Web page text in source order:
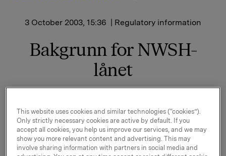
3 October 2003, 15:36 | Regulatory information
Bakgrunn for NWSH-
lånet
alternativ til ren aksjeinvestering, særlig i ikke
børsnoterte selskaper. Et konvertibelt lån gir som
kjent en noe mindre oppside enn aksjer, men også
mindre risiko. Samtidig gir det et forutbestemt exit-
This website uses cookies and similar technologies (“cookies”).
Only strictly necessary cookies are active by default. If you
accept all cookies, you help us improve our services, and we may
show you more relevant content and advertising. This may
involve sharing information with partners in social media and